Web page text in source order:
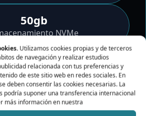
Utilizamos cookies propias y de terceros
de navegación y realizar estudios
relacionada con tus preferencias y
de este sitio web en redes sociales. En
deben consentir las cookies necesarias. La
podría suponer una transferencia internacional
más información en nuestra
50gb
NVMe
24/7
servidor activo
múltiples terminales.
remoto.